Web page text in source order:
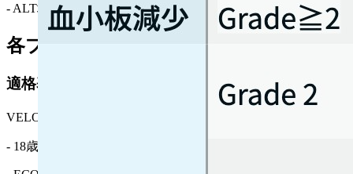
- ALT増加 47.3% (2.7%)
各プロトコル
適格基準
VELOUR試験³⁾の主な適格基準
- 18歳以上